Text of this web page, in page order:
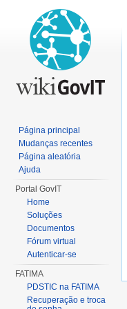
Página principal
Mudanças recentes
Página aleatória
Ajuda
Portal GovIT
Home
Soluções
Documentos
Fórum virtual
Autenticar-se
FATIMA
PDSTIC na FATIMA
Recuperação e troca